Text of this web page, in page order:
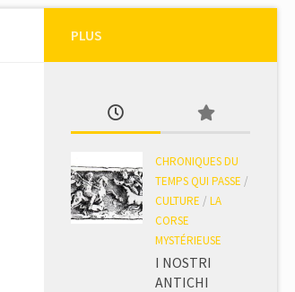
PLUS
CHRONIQUES DU
TEMPS QUI PASSE /
CULTURE / LA
CORSE
MYSTÉRIEUSE
I NOSTRI
ANTICHI